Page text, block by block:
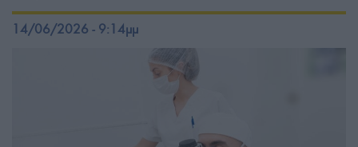
14/06/2026 - 9:14μμ